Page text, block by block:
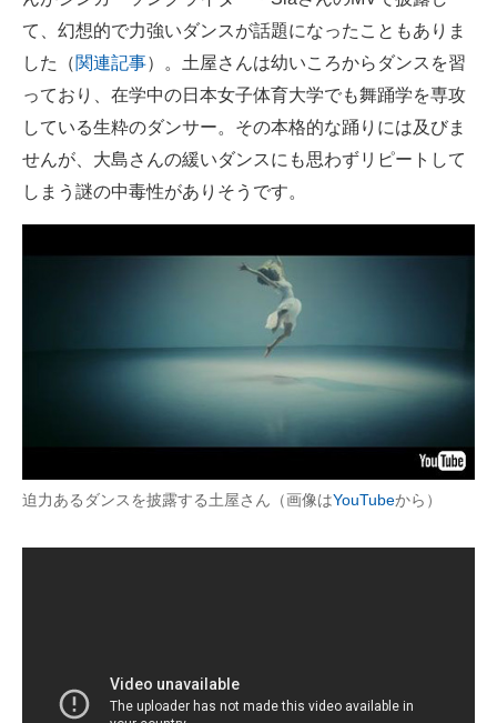
て、幻想的で力強いダンスが話題になったこともありま
した（関連記事）。土屋さんは幼いころからダンスを習
っており、在学中の日本女子体育大学でも舞踊学を専攻
している生粋のダンサー。その本格的な踊りには及びま
せんが、大島さんの緩いダンスにも思わずリピートして
しまう謎の中毒性がありそうです。
迫力あるダンスを披露する土屋さん（画像はYouTubeから）